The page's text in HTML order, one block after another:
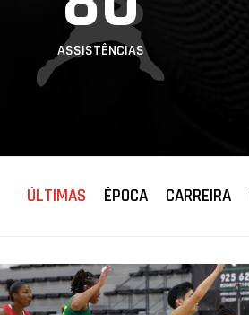
ASSISTÊNCIAS
ÚLTIMAS ÉPOCA CARREIRA